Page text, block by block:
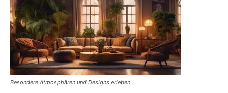
Besondere Atmosphären und Designs erleben